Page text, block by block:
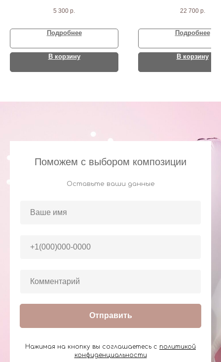
внутри
5 300 р.
Подробнее
В корзину
22 700 р.
Подробнее
В корзину
Поможем с выбором композиции
Оставьте ваши данные
Отправить
Нажимая на кнопку вы соглашаетесь с политикой
конфиденциальности